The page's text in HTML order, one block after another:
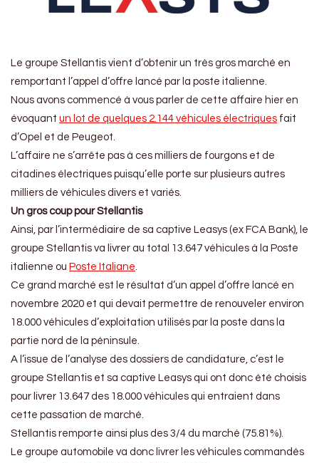
Le groupe Stellantis vient d’obtenir un très gros marché en
remportant l’appel d’offre lancé par la poste italienne.
Nous avons commencé à vous parler de cette affaire hier en
évoquant un lot de quelques 2.144 véhicules électriques fait
d’Opel et de Peugeot.
L’affaire ne s’arrête pas à ces milliers de fourgons et de
citadines électriques puisqu’elle porte sur plusieurs autres
milliers de véhicules divers et variés.
Un gros coup pour Stellantis
Ainsi, par l’intermédiaire de sa captive Leasys (ex FCA Bank), le
groupe Stellantis va livrer au total 13.647 véhicules à la Poste
italienne ou Poste Italiane
Ce grand marché est le résultat d’un appel d’offre lancé en
novembre 2020 et qui devait permettre de renouveler environ
18.000 véhicules d’exploitation utilisés par la poste dans la
partie nord de la péninsule.
A l’issue de l’analyse des dossiers de candidature, c’est le
groupe Stellantis et sa captive Leasys qui ont donc été choisis
pour livrer 13.647 des 18.000 véhicules qui entraient dans
cette passation de marché.
Stellantis remporte ainsi plus des 3/4 du marché (75.81%).
Le groupe automobile va donc livrer les véhicules commandés